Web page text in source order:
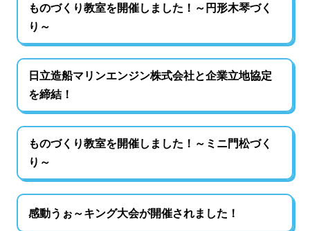
ものづくり教室を開催しました！～円形木琴づく
り～
日立造船マリンエンジン株式会社と企業立地協定
を締結！
ものづくり教室を開催しました！～ミニ門松づく
り～
感動うぉ～キング大会が開催されました！